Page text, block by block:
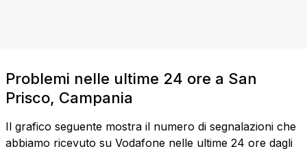
Problemi nelle ultime 24 ore a San
Prisco, Campania
Il grafico seguente mostra il numero di segnalazioni che
abbiamo ricevuto su Vodafone nelle ultime 24 ore dagli